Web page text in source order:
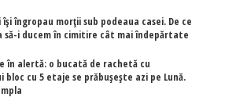
își îngropau morții sub podeaua casei. De ce
să-i ducem în cimitire cât mai îndepărtate
în alertă: o bucată de rachetă cu
bloc cu 5 etaje se prăbușește azi pe Lună.